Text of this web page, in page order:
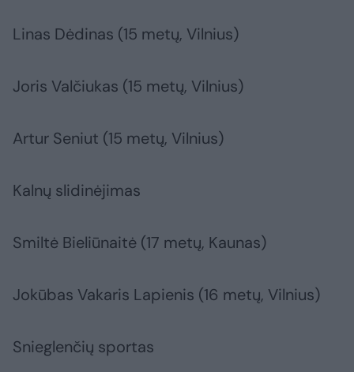
Linas Dėdinas (15 metų, Vilnius)
Joris Valčiukas (15 metų, Vilnius)
Artur Seniut (15 metų, Vilnius)
Kalnų slidinėjimas
Smiltė Bieliūnaitė (17 metų, Kaunas)
Jokūbas Vakaris Lapienis (16 metų, Vilnius)
Snieglenčių sportas